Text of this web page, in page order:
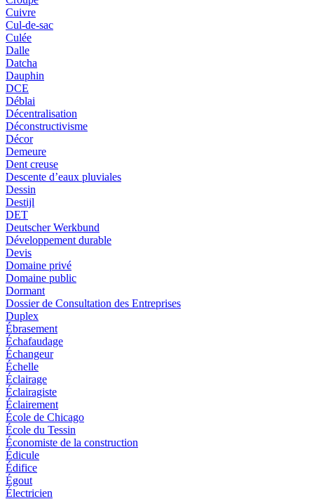
Cuivre
Cul-de-sac
Culée
Dalle
Datcha
Dauphin
DCE
Déblai
Décentralisation
Déconstructivisme
Décor
Demeure
Dent creuse
Descente d’eaux pluviales
Dessin
Destijl
DET
Deutscher Werkbund
Développement durable
Devis
Domaine privé
Domaine public
Dormant
Dossier de Consultation des Entreprises
Duplex
Ébrasement
Échafaudage
Échangeur
Échelle
Éclairage
Éclairagiste
Éclairement
École de Chicago
École du Tessin
Économiste de la construction
Édicule
Édifice
Égout
Électricien